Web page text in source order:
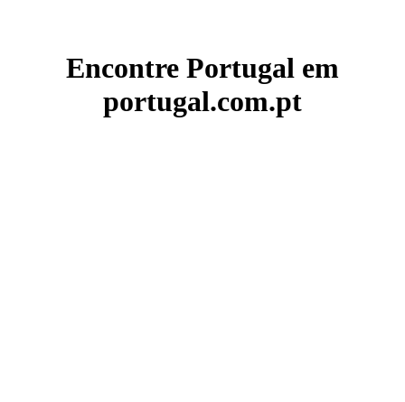
Encontre Portugal em
portugal.com.pt